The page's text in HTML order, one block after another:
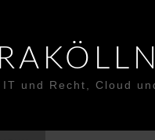
IT und Recht, Cloud